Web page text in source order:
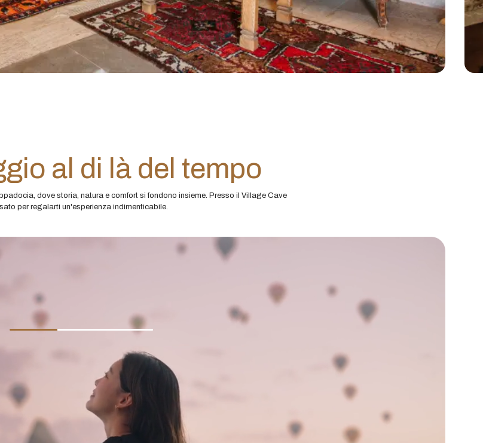
al di là del tempo
dove storia, natura e comfort si fondono insieme. Presso il Village Cave
per regalarti un'esperienza indimenticabile.